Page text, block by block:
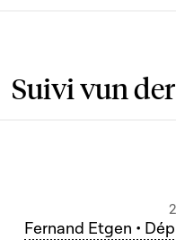
Suivi vun
Fernand Etgen •